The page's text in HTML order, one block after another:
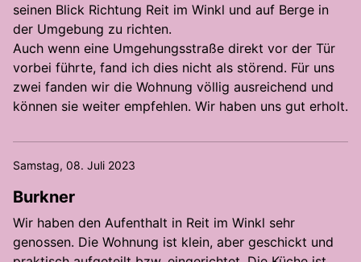
seinen Blick Richtung Reit im Winkl und auf Berge in
der Umgebung zu richten.
Auch wenn eine Umgehungsstraße direkt vor der Tür
vorbei führte, fand ich dies nicht als störend. Für uns
zwei fanden wir die Wohnung völlig ausreichend und
können sie weiter empfehlen. Wir haben uns gut erholt.
Samstag, 08. Juli 2023
Burkner
Wir haben den Aufenthalt in Reit im Winkl sehr
genossen. Die Wohnung ist klein, aber geschickt und